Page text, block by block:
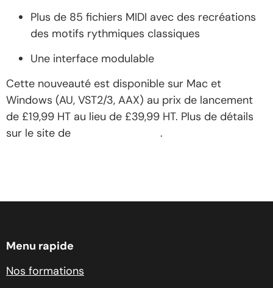
Plus de 85 fichiers MIDI avec des recréa­tions
des motifs ryth­miques clas­siques
Une inter­face modu­lable
Cette nouveauté est dispo­nible sur Mac et
Windows (AU, VST2/3, AAX) au prix de lance­ment
de £19,99 HT au lieu de £39,99 HT. Plus de détails
sur le site de
.
Menu rapide
Nos formations